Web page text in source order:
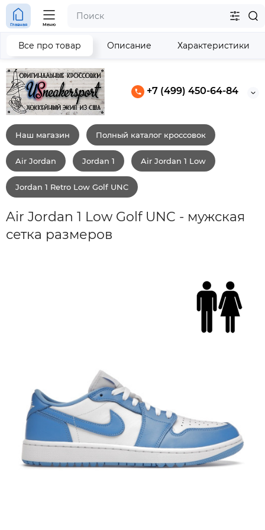
+7 (499) 450-64-84
Главная Меню
Наш магазин Полный каталог кроссовок
Air Jordan Jordan 1 Air Jordan 1 Low
Jordan 1 Retro Low Golf UNC
Air Jordan 1 Low Golf UNC - мужская
сетка размеров
Все про товар Описание Характеристики